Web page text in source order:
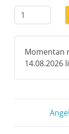
Momentan
14.08.2026